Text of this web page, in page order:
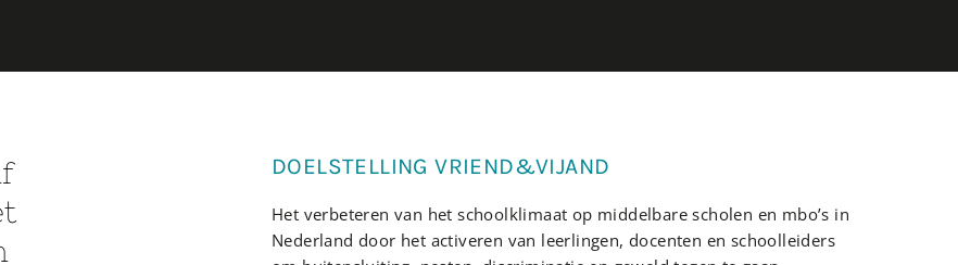
DOELSTELLING VRIEND&VIJAND
Het verbeteren van het schoolklimaat op middelbare scholen en mbo’s in
Nederland door het activeren van leerlingen, docenten en schoolleiders